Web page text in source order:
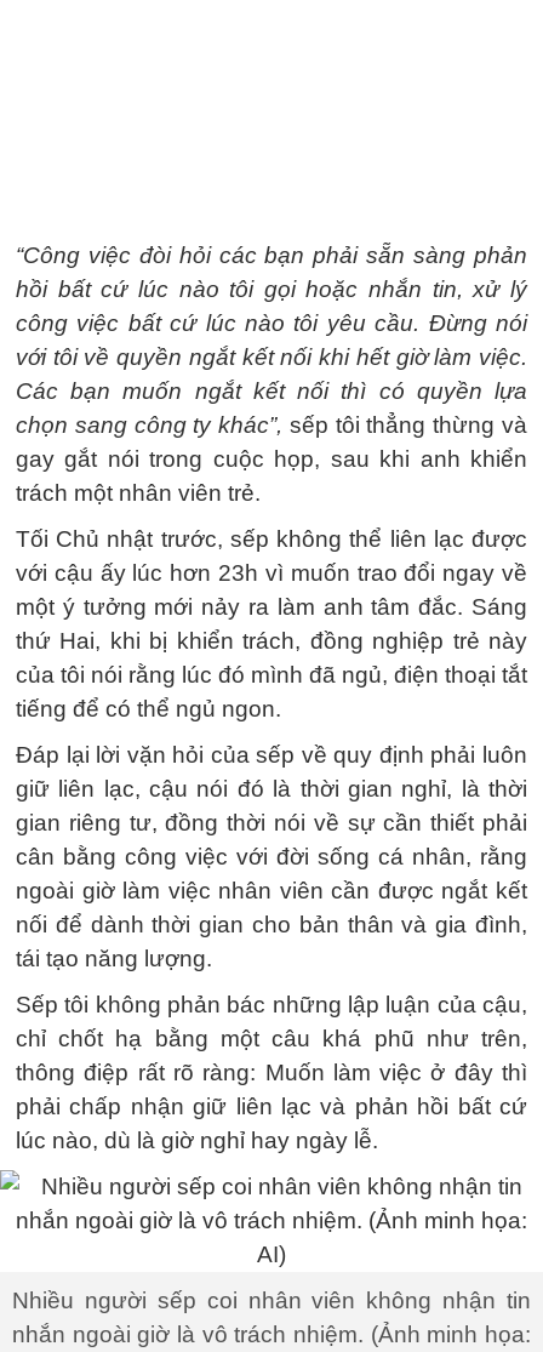
“Công việc đòi hỏi các bạn phải sẵn sàng phản
hồi bất cứ lúc nào tôi gọi hoặc nhắn tin, xử lý
công việc bất cứ lúc nào tôi yêu cầu. Đừng nói
với tôi về quyền ngắt kết nối khi hết giờ làm việc.
Các bạn muốn ngắt kết nối thì có quyền lựa
chọn sang công ty khác”, sếp tôi thẳng thừng và
gay gắt nói trong cuộc họp, sau khi anh khiển
trách một nhân viên trẻ.
Tối Chủ nhật trước, sếp không thể liên lạc được
với cậu ấy lúc hơn 23h vì muốn trao đổi ngay về
một ý tưởng mới nảy ra làm anh tâm đắc. Sáng
thứ Hai, khi bị khiển trách, đồng nghiệp trẻ này
của tôi nói rằng lúc đó mình đã ngủ, điện thoại tắt
tiếng để có thể ngủ ngon.
Đáp lại lời vặn hỏi của sếp về quy định phải luôn
giữ liên lạc, cậu nói đó là thời gian nghỉ, là thời
gian riêng tư, đồng thời nói về sự cần thiết phải
cân bằng công việc với đời sống cá nhân, rằng
ngoài giờ làm việc nhân viên cần được ngắt kết
nối để dành thời gian cho bản thân và gia đình,
tái tạo năng lượng.
Sếp tôi không phản bác những lập luận của cậu,
chỉ chốt hạ bằng một câu khá phũ như trên,
thông điệp rất rõ ràng: Muốn làm việc ở đây thì
phải chấp nhận giữ liên lạc và phản hồi bất cứ
lúc nào, dù là giờ nghỉ hay ngày lễ.
Nhiều người sếp coi nhân viên không nhận tin
nhắn ngoài giờ là vô trách nhiệm. (Ảnh minh họa: